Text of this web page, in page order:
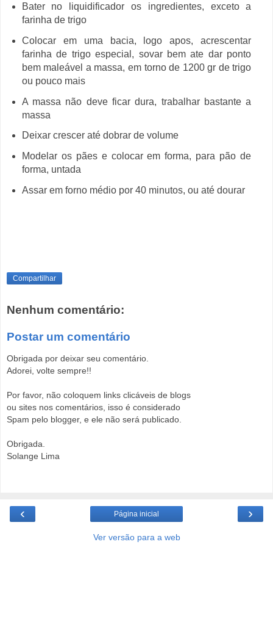
Bater no liquidificador os ingredientes, exceto a
farinha de trigo
Colocar em uma bacia, logo apos, acrescentar
farinha de trigo especial, sovar bem ate dar ponto
bem maleável a massa, em torno de 1200 gr de trigo
ou pouco mais
A massa não deve ficar dura, trabalhar bastante a
massa
Deixar crescer até dobrar de volume
Modelar os pães e colocar em forma, para pão de
forma, untada
Assar em forno médio por 40 minutos, ou até dourar
Compartilhar
Nenhum comentário:
Postar um comentário
Obrigada por deixar seu comentário.
Adorei, volte sempre!!
Por favor, não coloquem links clicáveis de blogs
ou sites nos comentários, isso é considerado
Spam pelo blogger, e ele não será publicado.
Obrigada.
Solange Lima
‹ ›
Página inicial
Ver versão para a web